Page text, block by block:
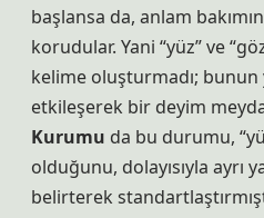
başlansa da, anlam
korudular. Yani “yüz” ve
kelime oluşturmadı;
etkileşerek bir deyim
Kurumu da bu durumu,
olduğunu, dolayısıyla ayrı
belirterek